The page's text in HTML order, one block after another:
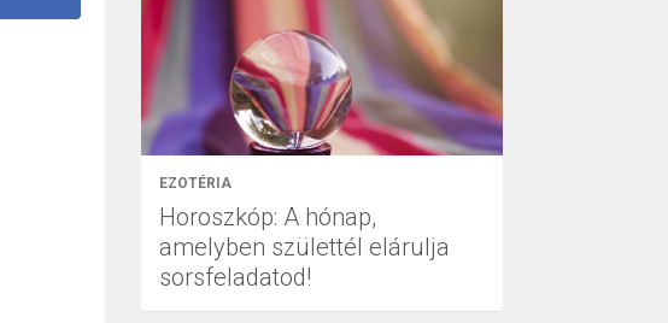
EZOTÉRIA
Horoszkóp: A hónap,
amelyben születtél elárulja
sorsfeladatod!